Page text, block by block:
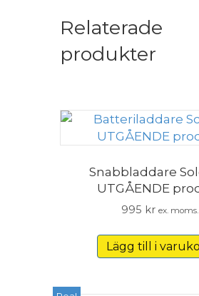
Relaterade
produkter
Snabbladdare
UTGÅENDE
995 kr ex. moms.
Lägg till i